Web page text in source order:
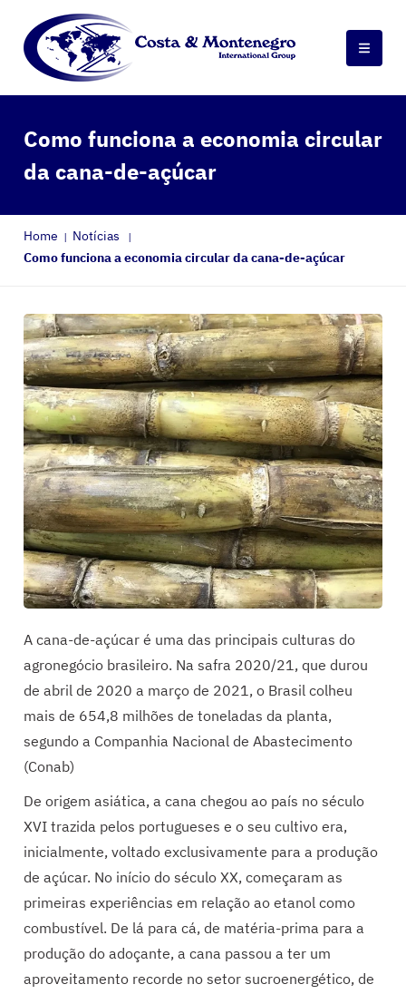
Como funciona a economia circular
da cana-de-açúcar
Home
Notícias
Como funciona a economia circular da cana-de-açúcar
A cana-de-açúcar é uma das principais culturas do
agronegócio brasileiro. Na safra 2020/21, que durou
de abril de 2020 a março de 2021, o Brasil colheu
mais de 654,8 milhões de toneladas da planta,
segundo a Companhia Nacional de Abastecimento
(Conab)
De origem asiática, a cana chegou ao país no século
XVI trazida pelos portugueses e o seu cultivo era,
inicialmente, voltado exclusivamente para a produção
de açúcar. No início do século XX, começaram as
primeiras experiências em relação ao etanol como
combustível. De lá para cá, de matéria-prima para a
produção do adoçante, a cana passou a ter um
aproveitamento recorde no setor sucroenergético, de